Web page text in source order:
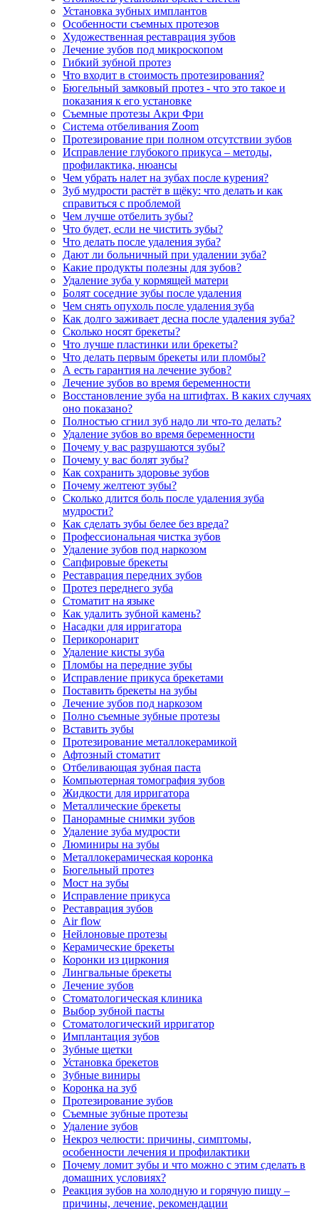
Установка зубных имплантов
Особенности съемных протезов
Художественная реставрация зубов
Лечение зубов под микроскопом
Гибкий зубной протез
Что входит в стоимость протезирования?
Бюгельный замковый протез - что это такое и
показания к его установке
Съемные протезы Акри Фри
Система отбеливания Zoom
Протезирование при полном отсутствии зубов
Исправление глубокого прикуса – методы,
профилактика, нюансы
Чем убрать налет на зубах после курения?
Зуб мудрости растёт в щёку: что делать и как
справиться с проблемой
Чем лучше отбелить зубы?
Что будет, если не чистить зубы?
Что делать после удаления зуба?
Дают ли больничный при удалении зуба?
Какие продукты полезны для зубов?
Удаление зуба у кормящей матери
Болят соседние зубы после удаления
Чем снять опухоль после удаления зуба
Как долго заживает десна после удаления зуба?
Сколько носят брекеты?
Что лучше пластинки или брекеты?
Что делать первым брекеты или пломбы?
А есть гарантия на лечение зубов?
Лечение зубов во время беременности
Восстановление зуба на штифтах. В каких случаях
оно показано?
Полностью сгнил зуб надо ли что-то делать?
Удаление зубов во время беременности
Почему у вас разрушаются зубы?
Почему у вас болят зубы?
Как сохранить здоровье зубов
Почему желтеют зубы?
Сколько длится боль после удаления зуба
мудрости?
Как сделать зубы белее без вреда?
Профессиональная чистка зубов
Удаление зубов под наркозом
Сапфировые брекеты
Реставрация передних зубов
Протез переднего зуба
Стоматит на языке
Как удалить зубной камень?
Насадки для ирригатора
Перикоронарит
Удаление кисты зуба
Пломбы на передние зубы
Исправление прикуса брекетами
Поставить брекеты на зубы
Лечение зубов под наркозом
Полно съемные зубные протезы
Вставить зубы
Протезирование металлокерамикой
Афтозный стоматит
Отбеливающая зубная паста
Компьютерная томография зубов
Жидкости для ирригатора
Металлические брекеты
Панорамные снимки зубов
Удаление зуба мудрости
Люминиры на зубы
Металлокерамическая коронка
Бюгельный протез
Мост на зубы
Исправление прикуса
Реставрация зубов
Air flow
Нейлоновые протезы
Керамические брекеты
Коронки из циркония
Лингвальные брекеты
Лечение зубов
Стоматологическая клиника
Выбор зубной пасты
Стоматологический ирригатор
Имплантация зубов
Зубные щетки
Установка брекетов
Зубные виниры
Коронка на зуб
Протезирование зубов
Съемные зубные протезы
Удаление зубов
Некроз челюсти: причины, симптомы,
особенности лечения и профилактики
Почему ломит зубы и что можно с этим сделать в
домашних условиях?
Реакция зубов на холодную и горячую пищу –
причины, лечение, рекомендации